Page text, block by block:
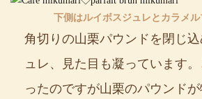
下側はルイボスジュレとカラメ
角切りの山栗パウンドを閉じ
ュレ、見た目も凝っています
ったのですが山栗のパウンド